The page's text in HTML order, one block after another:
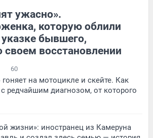
ужасно».
которую облили
бывшего,
своем восстановлении
60
гоняет на мотоцикле и скейте. Как
редчайшим диагнозом, от которого
жизни»: иностранец из Камеруна